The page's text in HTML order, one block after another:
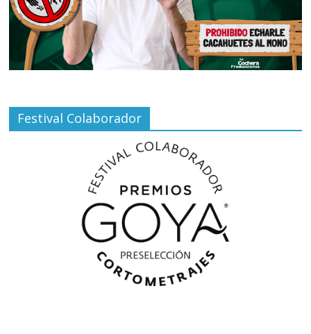
Festival Colaborador